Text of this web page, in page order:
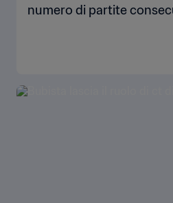
numero di partite